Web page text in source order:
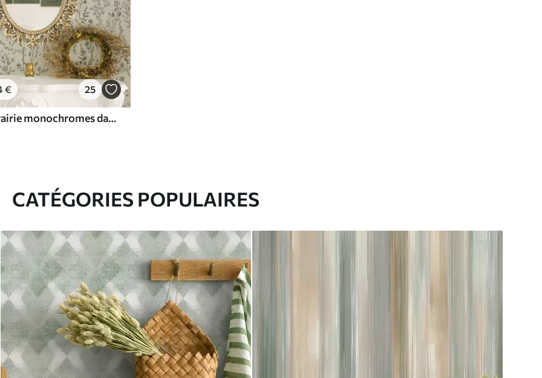
€ 25
Herbes de prairie monochromes dans un style vintage
CATÉGORIES POPULAIRES